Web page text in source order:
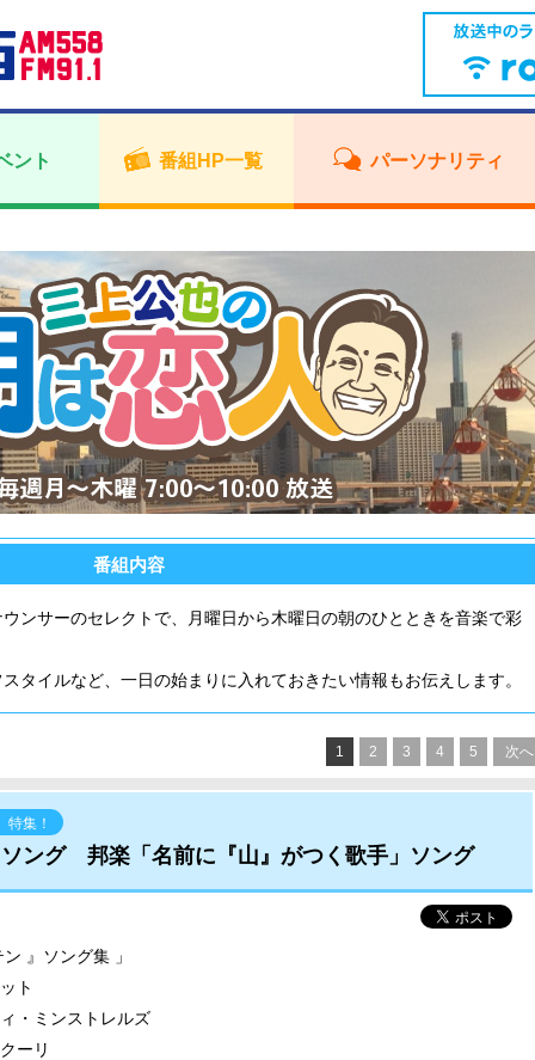
ント 番組HP一覧 パーソナリティ
番組内容
ンサーのセレクトで、月曜日から木曜日の朝のひとときを音楽で彩
タイルなど、一日の始まりに入れておきたい情報もお伝えします。
1 2 3 4 5 次へ
特集！
ング 邦楽「名前に『山』がつく歌手」ソング
』ソング集 」
ト
・ミンストレルズ
ーリ